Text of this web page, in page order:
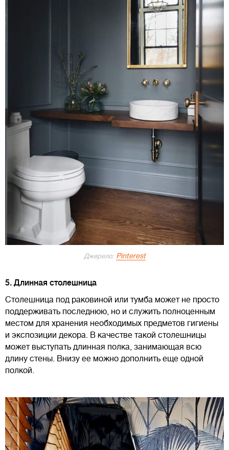
Джерело: Pinterest
5. Длинная столешница
Столешница под раковиной или тумба может не просто
поддерживать последнюю, но и служить полноценным
местом для хранения необходимых предметов гигиены
и экспозиции декора. В качестве такой столешницы
может выступать длинная полка, занимающая всю
длину стены. Внизу ее можно дополнить еще одной
полкой.